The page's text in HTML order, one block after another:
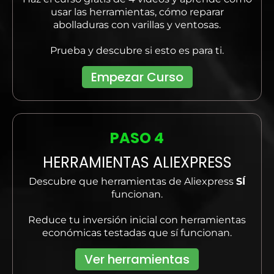
usar las herramientas, cómo reparar
abolladuras con varillas y ventosas.
Prueba y descubre si esto es para ti.
Empezar Curso
PASO 4
HERRAMIENTAS ALIEXPRESS
Descubre que herramientas de Aliexpress SÍ
funcionan.
Reduce tu inversión inicial con herramientas
económicas testadas que sí funcionan.
Ver herramientas